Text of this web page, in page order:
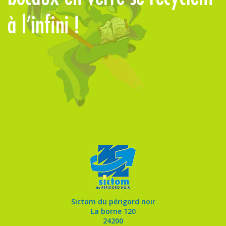
à l’infini !
Sictom du périgord noir
La borne 120
24200